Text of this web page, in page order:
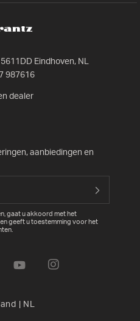
Eindhoven, NL
987616
dealer
aanbiedingen en
gaat u akkoord met het
en geeft u toestemming voor het
NL